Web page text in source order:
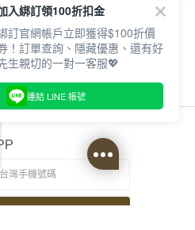
入綁訂領100折扣金
訂官網帳戶立即獲得$100折價
！訂單查詢、隱藏優惠、還有好
生親切的一對一客服💖
連結 LINE 帳號